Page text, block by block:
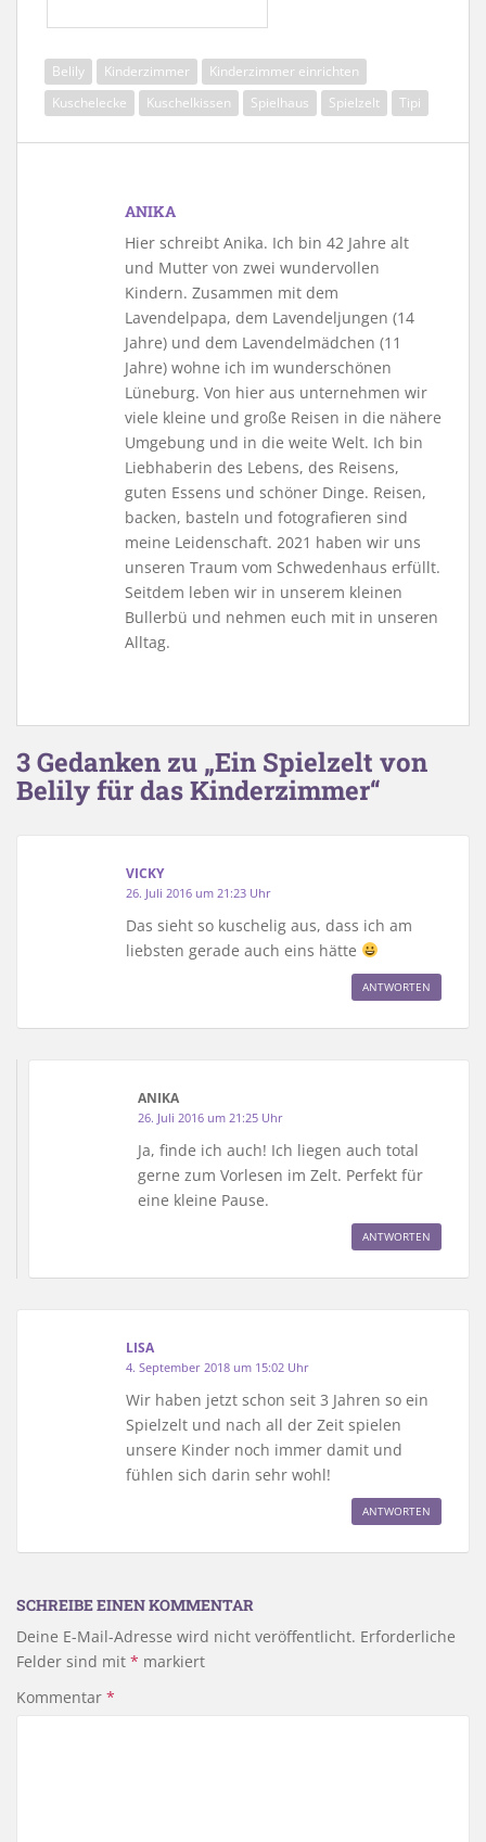
Belily Kinderzimmer
Kinderzimmer einrichten
Kuschelecke
Kuschelkissen Spielhaus Spielzelt Tipi
ANIKA
Hier schreibt Anika. Ich bin 42 Jahre alt
und Mutter von zwei wundervollen
Kindern. Zusammen mit dem
Lavendelpapa, dem Lavendeljungen (14
Jahre) und dem Lavendelmädchen (11
Jahre) wohne ich im wunderschönen
Lüneburg. Von hier aus unternehmen wir
viele kleine und große Reisen in die nähere
Umgebung und in die weite Welt. Ich bin
Liebhaberin des Lebens, des Reisens,
guten Essens und schöner Dinge. Reisen,
backen, basteln und fotografieren sind
meine Leidenschaft. 2021 haben wir uns
unseren Traum vom Schwedenhaus erfüllt.
Seitdem leben wir in unserem kleinen
Bullerbü und nehmen euch mit in unseren
Alltag.
3 Gedanken zu „Ein Spielzelt von
Belily für das Kinderzimmer“
VICKY
26. Juli 2016 um 21:23 Uhr
Das sieht so kuschelig aus, dass ich am
liebsten gerade auch eins hätte
ANTWORTEN
ANIKA
26. Juli 2016 um 21:25 Uhr
Ja, finde ich auch! Ich liegen auch total
gerne zum Vorlesen im Zelt. Perfekt für
eine kleine Pause.
ANTWORTEN
LISA
4. September 2018 um 15:02 Uhr
Wir haben jetzt schon seit 3 Jahren so ein
Spielzelt und nach all der Zeit spielen
unsere Kinder noch immer damit und
fühlen sich darin sehr wohl!
ANTWORTEN
SCHREIBE EINEN KOMMENTAR
Deine E-Mail-Adresse wird nicht veröffentlicht. Erforderliche
Felder sind mit * markiert
Kommentar *